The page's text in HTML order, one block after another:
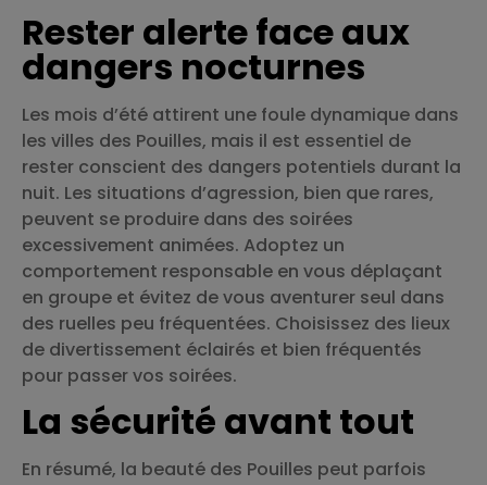
Rester alerte face aux
dangers nocturnes
Les mois d’été attirent une foule dynamique dans
les villes des Pouilles, mais il est essentiel de
rester conscient des dangers potentiels durant la
nuit. Les situations d’agression, bien que rares,
peuvent se produire dans des soirées
excessivement animées. Adoptez un
comportement responsable en vous déplaçant
en groupe et évitez de vous aventurer seul dans
des ruelles peu fréquentées. Choisissez des lieux
de divertissement éclairés et bien fréquentés
pour passer vos soirées.
La sécurité avant tout
En résumé, la beauté des Pouilles peut parfois